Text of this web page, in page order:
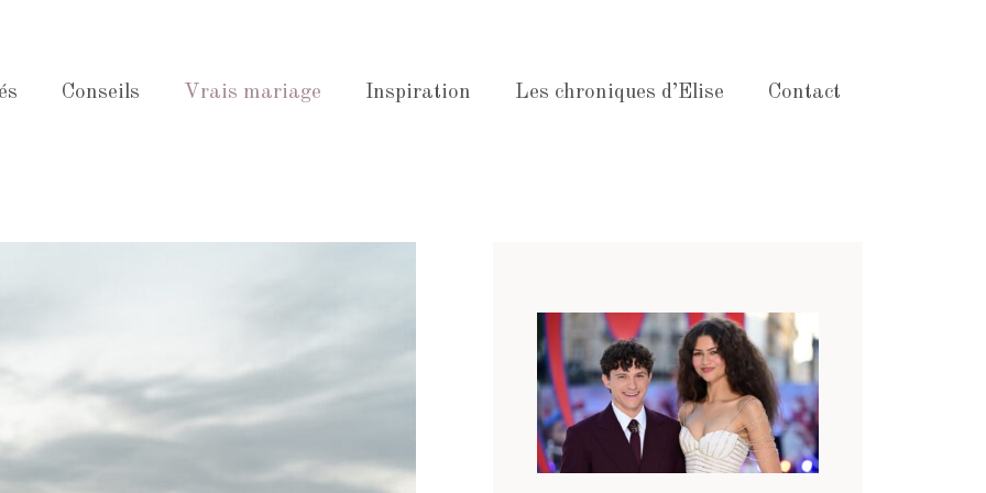
Conseils Vrais mariage Inspiration Les chroniques d’Elise Contact